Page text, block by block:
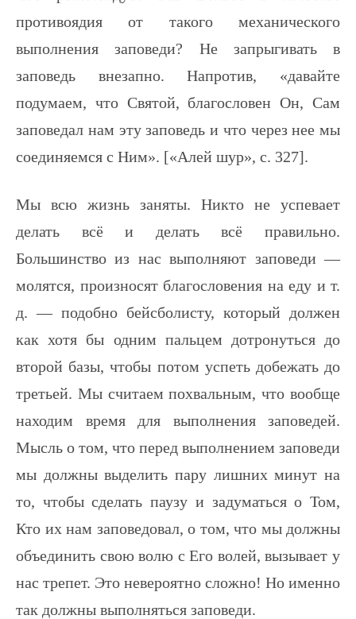
противоядия от такого механического
выполнения заповеди? Не запрыгивать в
заповедь внезапно. Напротив, «давайте
подумаем, что Святой, благословен Он, Сам
заповедал нам эту заповедь и что через нее мы
соединяемся с Ним». [«Алей шур», с. 327].
Мы всю жизнь заняты. Никто не успевает
делать всё и делать всё правильно.
Большинство из нас выполняют заповеди —
молятся, произносят благословения на еду и т.
д. — подобно бейсболисту, который должен
как хотя бы одним пальцем дотронуться до
второй базы, чтобы потом успеть добежать до
третьей. Мы считаем похвальным, что вообще
находим время для выполнения заповедей.
Мысль о том, что перед выполнением заповеди
мы должны выделить пару лишних минут на
то, чтобы сделать паузу и задуматься о Том,
Кто их нам заповедовал, о том, что мы должны
объединить свою волю с Его волей, вызывает у
нас трепет. Это невероятно сложно! Но именно
так должны выполняться заповеди.